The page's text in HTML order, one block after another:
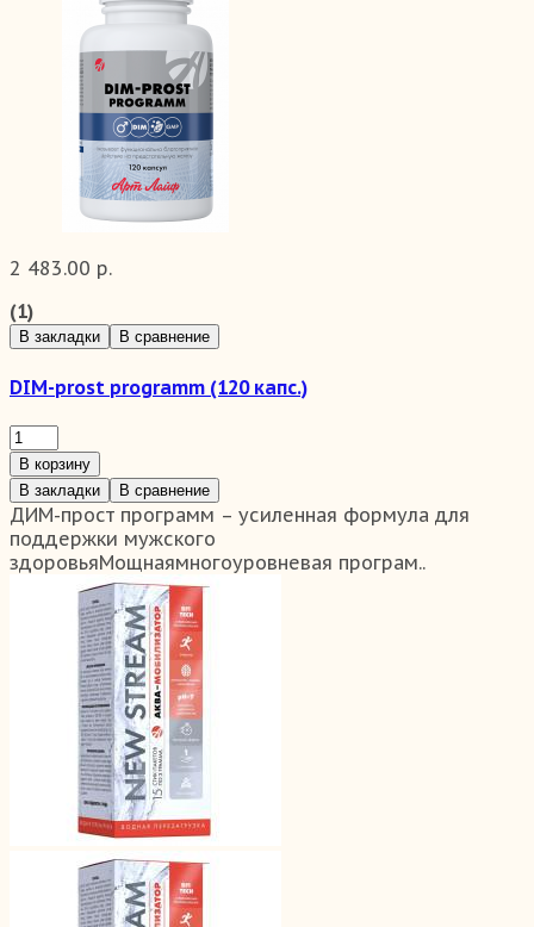
2 483.00 р.
(1)
В закладки В сравнение
DIM-prost programm (120 капс.)
В корзину
В закладки
В сравнение
ДИМ-прост программ – усиленная формула для
поддержки мужского
здоровьяМощнаямногоуровневая програм..